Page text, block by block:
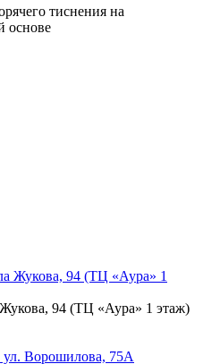
тиснения на
основе
94 (ТЦ «Аура» 1 этаж)